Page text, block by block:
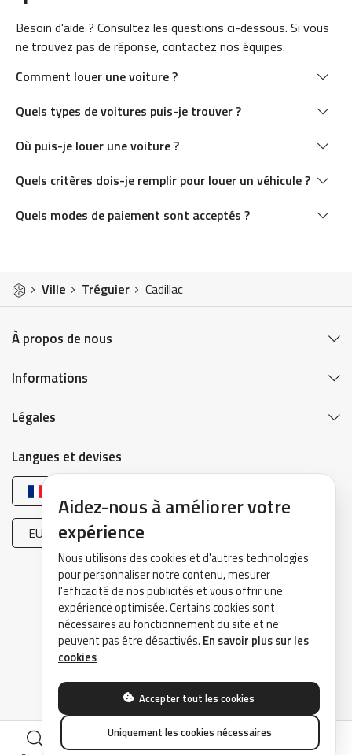
Besoin d'aide ? Consultez les questions ci-dessous. Si vous
ne trouvez pas de réponse, contactez nos équipes.
Comment louer une voiture ?
Quels types de voitures puis-je trouver ?
Où puis-je louer une voiture ?
Quels critères dois-je remplir pour louer un véhicule ?
Quels modes de paiement sont acceptés ?
Ville Tréguier Cadillac
À propos de nous
Informations
Légales
Langues et devises
EUR (€)
©2026 DrivePark - Tous droits réservés.
Aidez-nous à améliorer votre
expérience
Nous utilisons des cookies et d'autres technologies
pour personnaliser notre contenu, mesurer
l'efficacité de nos publicités et vous offrir une
expérience optimisée. Certains cookies sont
nécessaires au fonctionnement du site et ne
peuvent pas être désactivés. En savoir plus sur les
cookies
Accepter tout les cookies
Uniquement les cookies nécessaires